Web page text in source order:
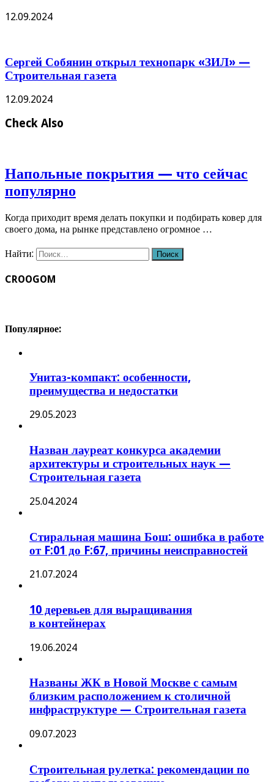
12.09.2024
Сергей Собянин открыл технопарк «ЗИЛ» —
Строительная газета
12.09.2024
Check Also
Напольные покрытия — что сейчас
популярно
Когда приходит время делать покупки и подбирать ковер для
своего дома, на рынке представлено огромное …
Найти:
CROOGOM
Популярное:
Унитаз-компакт: особенности,
преимущества и недостатки
29.05.2023
Назван лауреат конкурса академии
архитектуры и строительных наук —
Строительная газета
25.04.2024
Стиральная машина Бош: ошибка в работе
от F:01 до F:67, причины неисправностей
21.07.2024
10 деревьев для выращивания
в контейнерах
19.06.2024
Названы ЖК в Новой Москве с самым
близким расположением к столичной
инфраструктуре — Строительная газета
09.07.2023
Строительная рулетка: рекомендации по